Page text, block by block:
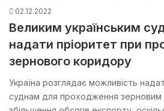
02.12.2022
Великим українським
надати пріоритет при
зернового коридору
Україна розглядає можливість
суднам для проходження